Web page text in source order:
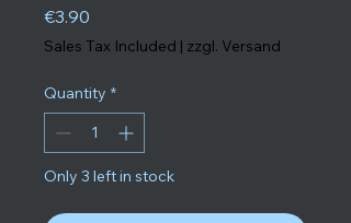
€3.90
Sales Tax Included | zzgl. Versand
Quantity *
Only 3 left in stock